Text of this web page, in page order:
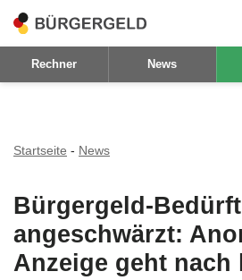
Zum
Inhalt
Rechner News
Startseite - News
Bürgergeld-
angeschwärzt:
Anzeige geht nach